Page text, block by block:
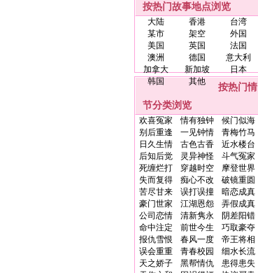
按热门故事地点浏览
大陆 香港
台湾
某市
架空
外国
美国
英国
法国
澳洲
德国
意大利
加拿大
新加坡
日本
韩国
其他
按热门情
节分类浏览
欢喜冤家 情有独钟
候门似海
别后重逢
一见钟情
青梅竹马
日久生情
古色古香
近水楼台
后知后觉
灵异神怪
斗气冤家
死缠烂打
穿越时空
摩登世界
失而复得
痴心不改
破镜重圆
苦尽甘来
误打误撞
暗恋成真
豪门世家
江湖恩怨
弄假成真
公司恋情
清新隽永
阴差阳错
命中注定
前世今生
巧取豪夺
报仇雪恨
春风一度
帝王将相
误会重重
青春校园
细水长流
天之娇子
黑帮情仇
患得患失